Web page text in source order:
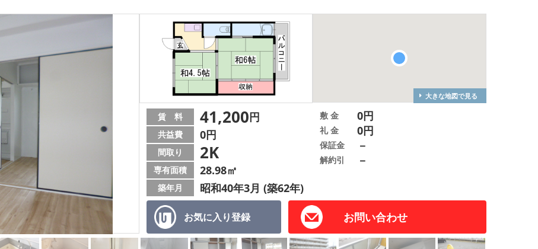
大きな地図で見る
お気に入り登録 お問い合わせ
賃 料 41,200円
共益費 0円
間取り 2K
専有面積 28.98㎡
築年月 昭和40年3月 (築62年)
敷 金 0円
礼 金 0円
保証金 －
解約引 －